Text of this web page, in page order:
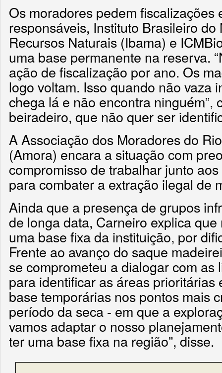
Os moradores pedem fiscalizações
responsáveis, Instituto Brasileiro
Recursos Naturais (Ibama) e
uma base permanente na reserva.
ação de fiscalização por ano. Os
logo voltam. Isso quando não vaza
chega lá e não encontra ninguém”,
beiradeiro, que não quer ser
A Associação dos Moradores do
(Amora) encara a situação com
compromisso de trabalhar junto
para combater a extração ilegal de
Ainda que a presença de grupos
de longa data, Carneiro explica
uma base fixa da instituição, por
Frente ao avanço do saque
se comprometeu a dialogar com as
para identificar as áreas prioritárias
base temporárias nos pontos mais
período da seca - em que a
vamos adaptar o nosso
ter uma base fixa na região”, disse.